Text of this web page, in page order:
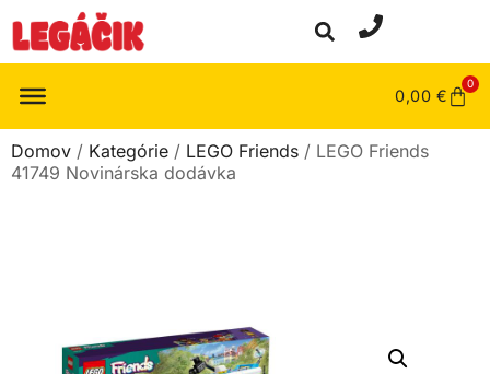
0,00 €
0
Domov / Kategórie / LEGO Friends / LEGO Friends
41749 Novinárska dodávka